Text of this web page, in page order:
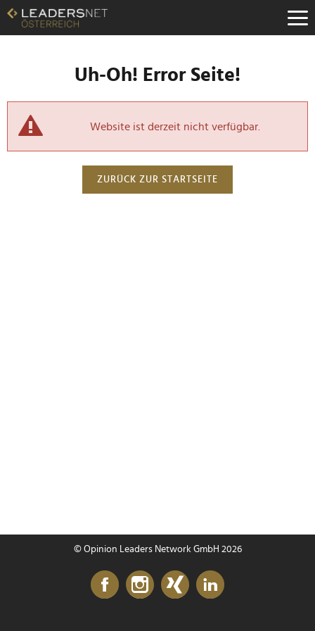
Uh-Oh! Error Seite!
Website ist derzeit nicht verfügbar.
ZURÜCK ZUR STARTSEITE
© Opinion Leaders Network GmbH 2026